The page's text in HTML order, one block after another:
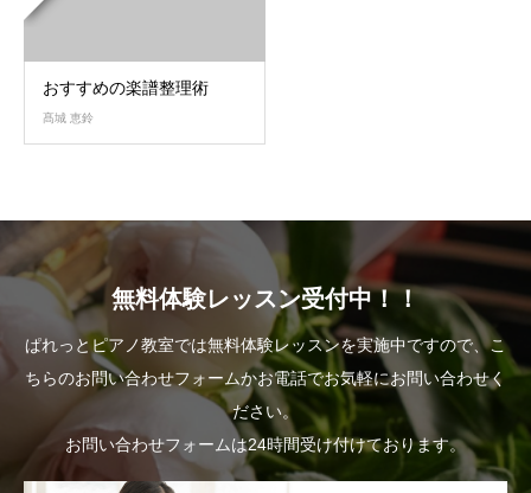
おすすめの楽譜整理術
髙城 恵鈴
無料体験レッスン受付中！！
ぱれっとピアノ教室では無料体験レッスンを実施中ですので、こ
ちらのお問い合わせフォームかお電話でお気軽にお問い合わせく
ださい。
お問い合わせフォームは24時間受け付けております。